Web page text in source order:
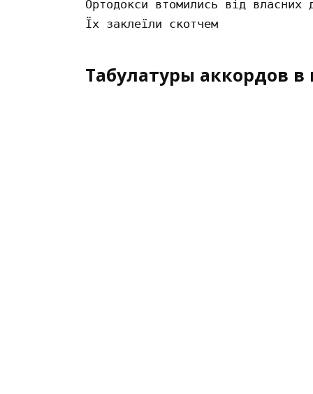
Ортодокси втомились від власних
Табулатуры аккордов в